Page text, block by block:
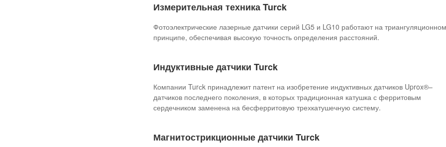
Измерительная техника Turck
Фотоэлектрические лазерные датчики серий LG5 и LG10 работают на триангуляционном
принципе, обеспечивая высокую точность определения расстояний.
Индуктивные датчики Turck
Компании Turсk принадлежит патент на изобретение индуктивных датчиков Uprox®–
датчиков последнего поколения, в которых традиционная катушка с ферритовым
сердечником заменена на бесферритовую трехкатушечную систему.
Магнитострикционные датчики Turck